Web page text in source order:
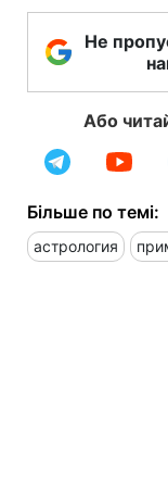
Не
Або
Більше по темі:
астрология